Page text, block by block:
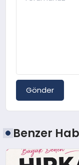
Gönder
Benzer